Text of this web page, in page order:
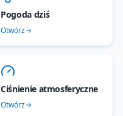
Pogoda dziś
Otwórz
Ciśnienie atmosferyczne
Otwórz